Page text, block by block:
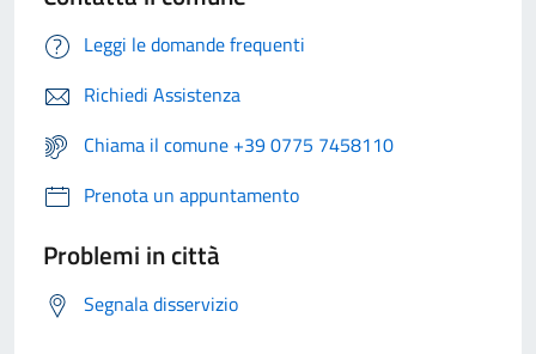
Leggi le domande frequenti
Richiedi Assistenza
Chiama il comune +39 0775 7458110
Prenota un appuntamento
Problemi in città
Segnala disservizio